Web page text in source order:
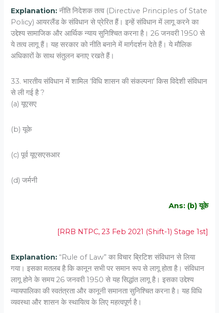
Explanation: नीति निदेशक तत्व (Directive Principles of State
Policy) आयरलैंड के संविधान से प्रेरित हैं। इन्हें संविधान में लागू करने का
उद्देश्य सामाजिक और आर्थिक न्याय सुनिश्चित करना है। 26 जनवरी 1950 से
ये तत्व लागू हैं। यह सरकार को नीति बनाने में मार्गदर्शन देते हैं। ये मौलिक
अधिकारों के साथ संतुलन बनाए रखते हैं।
33. भारतीय संविधान में शामिल ‘विधि शासन की संकल्पना’ किस विदेशी संविधान
से ली गई है ?
(a) यूएसए
(b) यूके
(c) पूर्व यूएसएसआर
(d) जर्मनी
Ans: (b) यूके
[RRB NTPC, 23 Feb 2021 (Shift-1) Stage 1st]
Explanation:“Rule of Law” का विचार ब्रिटिश संविधान से लिया
गया। इसका मतलब है कि कानून सभी पर समान रूप से लागू होता है। संविधान
लागू होने के समय 26 जनवरी 1950 से यह सिद्धांत लागू है। इसका उद्देश्य
न्यायपालिका की स्वतंत्रता और कानूनी समानता सुनिश्चित करना है। यह विधि
व्यवस्था और शासन के स्थायित्व के लिए महत्वपूर्ण है।